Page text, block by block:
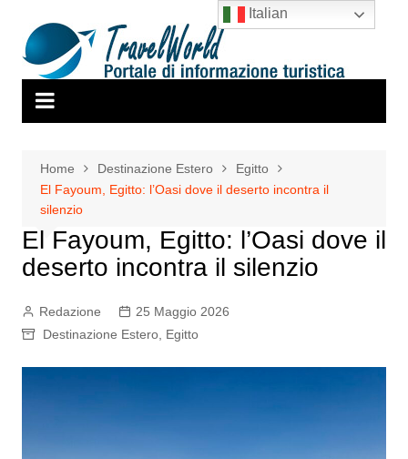
contenuto
Home Destinazione Estero
Egitto
El Fayoum, Egitto: l’Oasi dove il deserto incontra il
silenzio
El Fayoum, Egitto: l’Oasi dove il
deserto incontra il silenzio
Redazione
25 Maggio 2026
Destinazione Estero, Egitto
Italian